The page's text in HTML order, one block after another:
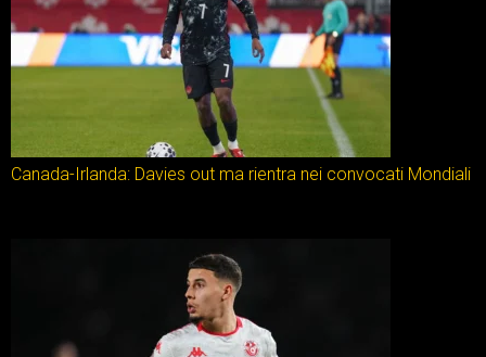
Canada-Irlanda: Davies out ma rientra nei convocati Mondiali